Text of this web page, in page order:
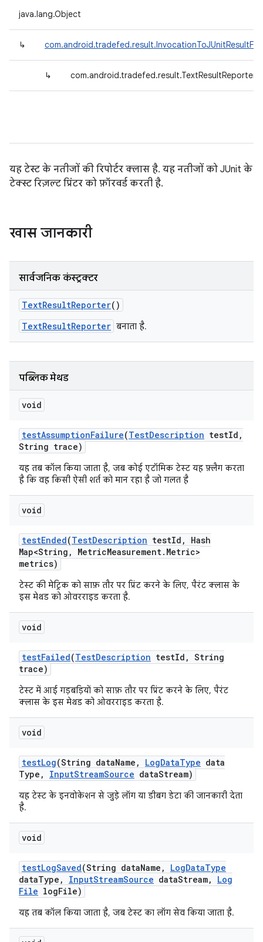
java.lang.Object
↳
↳ com.android.tradefed.result.TextResultReporter
यह टेस्ट के नतीजों की रिपोर्टर क्लास है. यह नतीजों को JUnit के
टेक्स्ट रिज़ल्ट प्रिंटर को फ़ॉरवर्ड करती है.
खास जानकारी
सार्वजनिक कंस्ट्रक्टर
TextResultReporter()
TextResultReporter बनाता है.
पब्लिक मेथड
void
testAssumptionFailure(TestDescription testId ,
String trace)
यह तब कॉल किया जाता है, जब कोई एटॉमिक टेस्ट यह फ़्लैग करता
है कि वह किसी ऐसी शर्त को मान रहा है जो गलत है
void
testEnded(TestDescription testId ,
Hash
Map<String , MetricMeasurement. Metric>
metrics)
टेस्ट की मेट्रिक को साफ़ तौर पर प्रिंट करने के लिए, पैरंट क्लास के
इस मेथड को ओवरराइड करता है.
void
testFailed(TestDescription testId , String
trace)
टेस्ट में आई गड़बड़ियों को साफ़ तौर पर प्रिंट करने के लिए, पैरंट
क्लास के इस मेथड को ओवरराइड करता है.
void
testLog(String dataName , LogDataType data
Type , InputStreamSource dataStream)
यह टेस्ट के इनवोकेशन से जुड़े लॉग या डीबग डेटा की जानकारी देता
है.
void
testLogSaved(String dataName , LogDataType
dataType , InputStreamSource dataStream,
Log
File logFile)
यह तब कॉल किया जाता है, जब टेस्ट का लॉग सेव किया जाता है.